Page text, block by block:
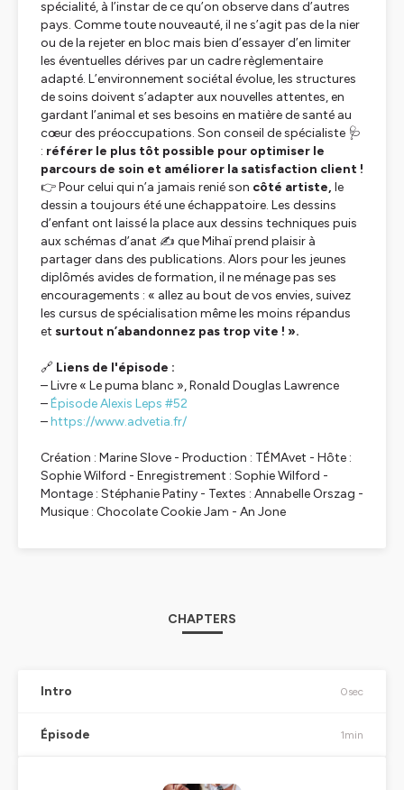
spécialité, à l’instar de ce qu’on observe dans d’autres
pays. Comme toute nouveauté, il ne s’agit pas de la nier
ou de la rejeter en bloc mais bien d’essayer d’en limiter
les éventuelles dérives par un cadre règlementaire
adapté. L’environnement sociétal évolue, les structures
de soins doivent s’adapter aux nouvelles attentes, en
gardant l’animal et ses besoins en matière de santé au
cœur des préoccupations. Son conseil de spécialiste 🩺
: référer le plus tôt possible pour optimiser le
parcours de soin et améliorer la satisfaction client !
👉 Pour celui qui n’a jamais renié son côté artiste, le
dessin a toujours été une échappatoire. Les dessins
d’enfant ont laissé la place aux dessins techniques puis
aux schémas d’anat ✍️ que Mihaï prend plaisir à
partager dans des publications. Alors pour les jeunes
diplômés avides de formation, il ne ménage pas ses
encouragements : « allez au bout de vos envies, suivez
les cursus de spécialisation même les moins répandus
et surtout n’abandonnez pas trop vite ! ».
🔗 Liens de l'épisode :
– Livre « Le puma blanc »,Ronald Douglas Lawrence
–Épisode Alexis Leps #52
–https://www.advetia.fr/
Création : Marine Slove - Production : TÉMAvet - Hôte :
Sophie Wilford - Enregistrement : Sophie Wilford -
Montage : Stéphanie Patiny - Textes : Annabelle Orszag -
Musique : Chocolate Cookie Jam - An Jone
CHAPTERS
Intro 0sec
Épisode 1min